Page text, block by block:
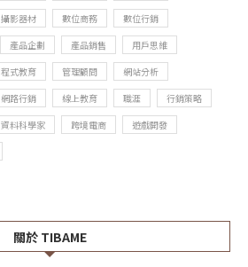
攝影器材 數位商務
數位行銷
產品企劃 產品銷售
用戶思維
程式教育 管理顧問
網站分析
網路行銷 線上教育 職涯
行銷策略
資料科學家 跨境電商
遊戲開發
關於 TIBAME